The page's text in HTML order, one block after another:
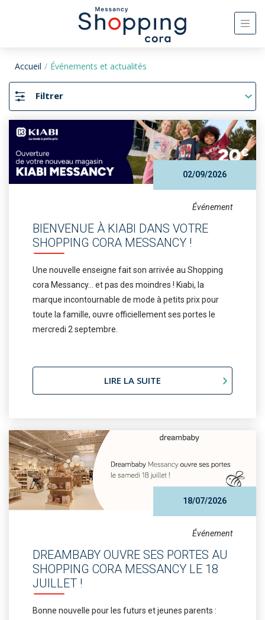
Accueil Événements et actualités
Filtrer
02/09/2026
Événement
BIENVENUE À KIABI DANS VOTRE
SHOPPING CORA MESSANCY !
Une nouvelle enseigne fait son arrivée au Shopping
cora Messancy… et pas des moindres ! Kiabi, la
marque incontournable de mode à petits prix pour
toute la famille, ouvre officiellement ses portes le
mercredi 2 septembre.
LIRE LA SUITE
18/07/2026
Événement
DREAMBABY OUVRE SES PORTES AU
SHOPPING CORA MESSANCY LE 18
JUILLET !
Bonne nouvelle pour les futurs et jeunes parents :